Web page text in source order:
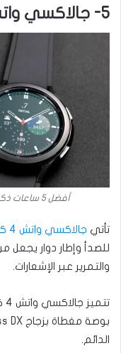
5- جالاكسي واتش 4 كلاسيك
أفضل 5 ساعات ذكية تعمل بنظام أندرويد في عام 2023
تأتي جالاكسي واتش 4 كلاسيك
للصدأ وإطار دوار يجعل
والتمرير عبر الإشعارات.
الدائم.